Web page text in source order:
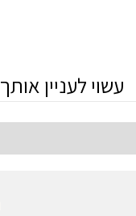
עשוי לעניין אותך